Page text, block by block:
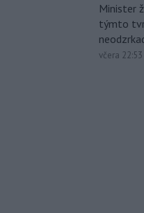
Minister
týmto
včera 22:53